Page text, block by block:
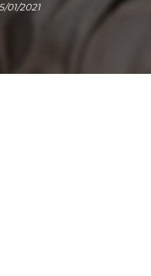
01/2021